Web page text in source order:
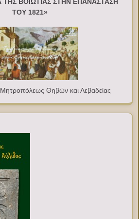
ΒΟΙΩΤΙΑΣ ΣΤΗΝ ΕΠΑΝΑΣΤΑΣΗ
ΤΟΥ 1821»
Μητροπόλεως Θηβών και Λεβαδείας